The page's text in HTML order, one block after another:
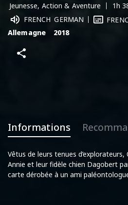
Jeunesse, Action & Aventure
1h
FRENCH GERMAN
Allemagne
2018
Informations
Vêtus de leurs tenues d’explorateurs,
Annie et leur fidèle chien Dagobert
carte dérobée à un ami